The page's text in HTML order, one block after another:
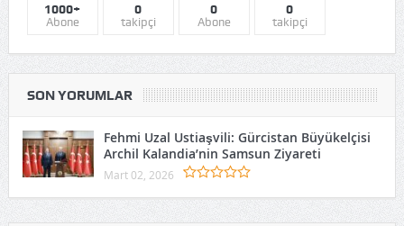
1000+
Abone
0
takipçi
0
Abone
0
takipçi
SON YORUMLAR
Fehmi Uzal Ustiaşvili: Gürcistan Büyükelçisi
Archil Kalandia’nin Samsun Ziyareti
Mart 02, 2026